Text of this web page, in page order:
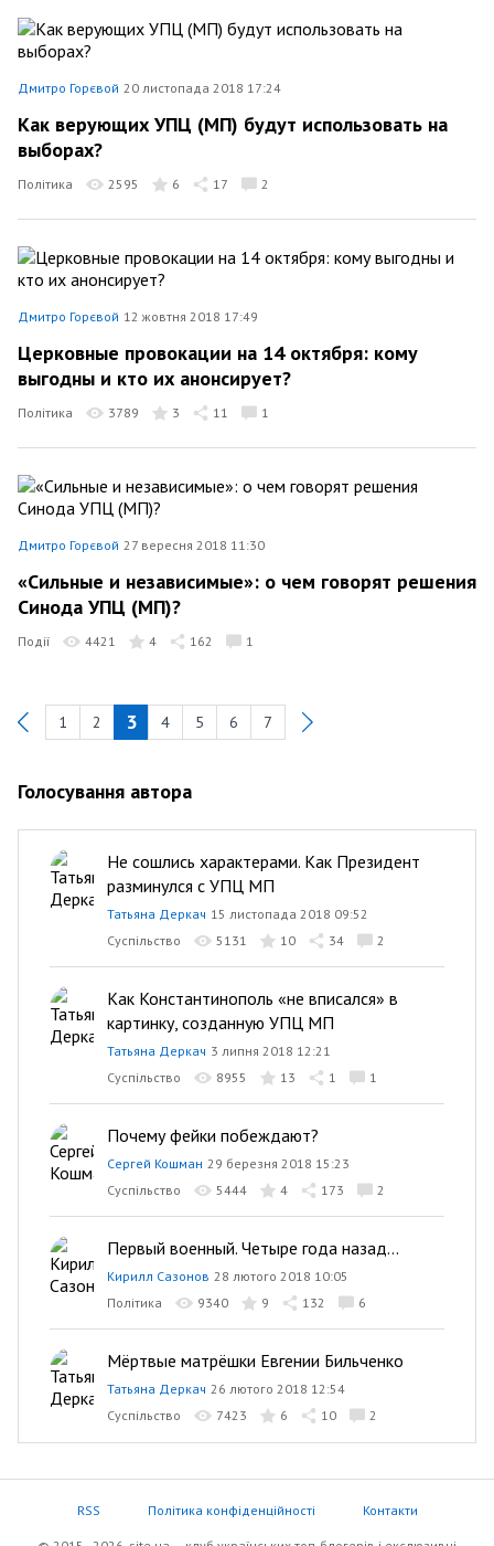
Дмитро Горєвой 20 листопада 2018 17:24
Как верующих УПЦ (МП) будут использовать на
выборах?
Політика 2595 6 17 2
Дмитро Горєвой 12 жовтня 2018 17:49
Церковные провокации на 14 октября: кому
выгодны и кто их анонсирует?
Політика 3789 3 11 1
Дмитро Горєвой 27 вересня 2018 11:30
«Сильные и независимые»: о чем говорят решения
Синода УПЦ (МП)?
Події 4421 4 162 1
Previous
1 2 3 4 5 6 7
Голосування автора
Не сошлись характерами. Как Президент
разминулся с УПЦ МП
Татьяна Деркач 15 листопада 2018 09:52
Суспільство
5131 10 34 2
Как Константинополь «не вписался» в
картинку, созданную УПЦ МП
Татьяна Деркач 3 липня 2018 12:21
Суспільство
8955 13 1 1
Почему фейки побеждают?
Сергей Кошман 29 березня 2018 15:23
Суспільство
5444 4 173 2
Первый военный. Четыре года назад...
Кирилл Сазонов 28 лютого 2018 10:05
Політика
9340 9 132 6
Мёртвые матрёшки Евгении Бильченко
Татьяна Деркач 26 лютого 2018 12:54
Суспільство
7423 6 10 2
RSS Політика конфіденційності Контакти